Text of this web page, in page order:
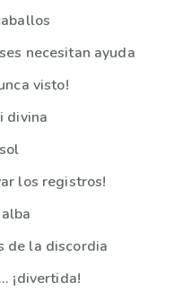
necesitan ayuda
visto!
divina
los registros!
de la discordia
¡divertida!